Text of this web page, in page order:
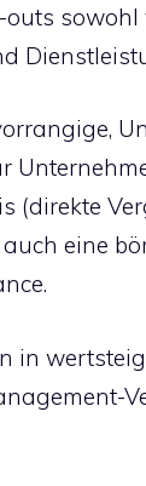
sowohl
(direkte
eine
in